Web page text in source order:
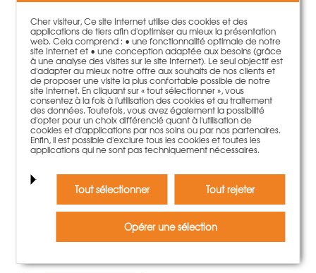
produit ont également été
séduits par:
Outil de serrage pour bande perforée LOGO/NeoR
Cher visiteur, Ce site Internet utilise des cookies et des
applications de tiers afin d'optimiser au mieux la présentation
web. Cela comprend : • une fonctionnalité optimale de notre
site Internet et • une conception adaptée aux besoins (grâce
à une analyse des visites sur le site Internet). Le seul objectif est
d'adapter au mieux notre offre aux souhaits de nos clients et
de proposer une visite la plus confortable possible de notre
site Internet. En cliquant sur « tout sélectionner », vous
consentez à la fois à l'utilisation des cookies et au traitement
des données. Toutefois, vous avez également la possibilité
d'opter pour un choix différencié quant à l'utilisation de
cookies et d'applications par nos soins ou par nos partenaires.
Enfin, il est possible d'exclure tous les cookies et toutes les
applications qui ne sont pas techniquement nécessaires.
Tout sélectionner Tout rejeter
Opérer une sélection